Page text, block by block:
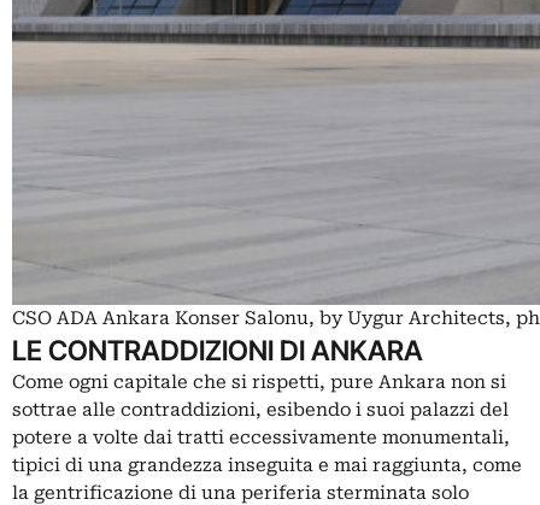
CSO ADA Ankara Konser Salonu, by Uygur Architects,
LE CONTRADDIZIONI DI ANKARA
Come ogni capitale che si rispetti, pure Ankara non si
sottrae alle contraddizioni, esibendo i suoi palazzi del
potere a volte dai tratti eccessivamente monumentali,
tipici di una grandezza inseguita e mai raggiunta, come
la gentrificazione di una periferia sterminata solo